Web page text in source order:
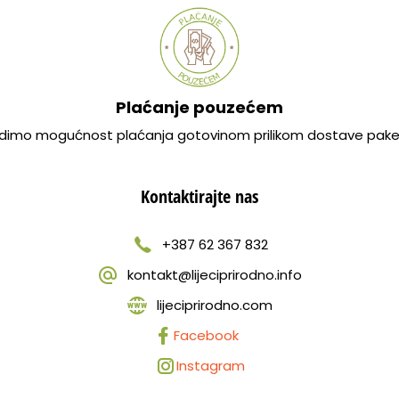
Plaćanje pouzećem
mogućnost plaćanja gotovinom prilikom dostave
Kontaktirajte nas
+387 62 367 832
kontakt@lijeciprirodno.info
lijeciprirodno.com
Facebook
Instagram